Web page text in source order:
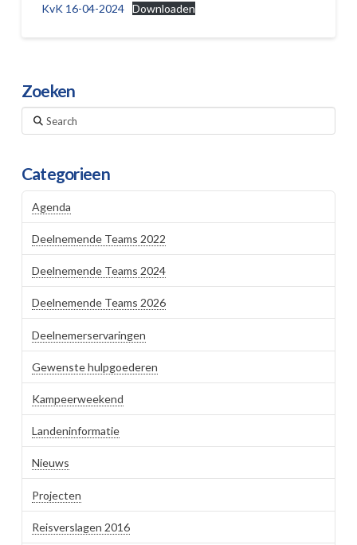
KvK 16-04-2024
Downloaden
Zoeken
Search
Categorieen
Agenda
Deelnemende Teams 2022
Deelnemende Teams 2024
Deelnemende Teams 2026
Deelnemerservaringen
Gewenste hulpgoederen
Kampeerweekend
Landeninformatie
Nieuws
Projecten
Reisverslagen 2016